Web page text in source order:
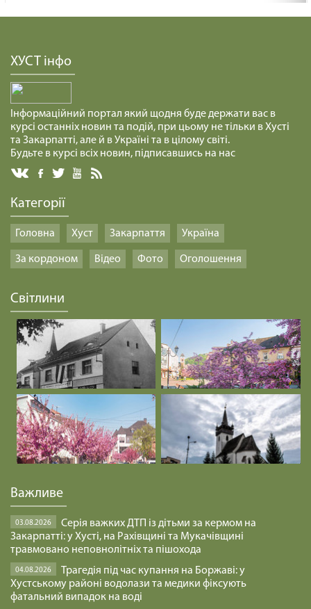
ХУСТ інфо
Інформаційний портал який щодня буде держати вас в
курсі останніх новин та подій, при цьому не тільки в Хусті
та Закарпатті, але й в Україні та в цілому світі.
Будьте в курсі всіх новин, підписавшись на нас
Категорії
Головна Хуст Закарпаття Україна
За кордоном Відео Фото Оголошення
Світлини
Важливе
03.08.2026
Серія важких ДТП із дітьми за кермом на
Закарпатті: у Хусті, на Рахівщині та Мукачівщині
травмовано неповнолітніх та пішохода
04.08.2026
Трагедія під час купання на Боржаві: у
Хустському районі водолази та медики фіксують
фатальний випадок на воді